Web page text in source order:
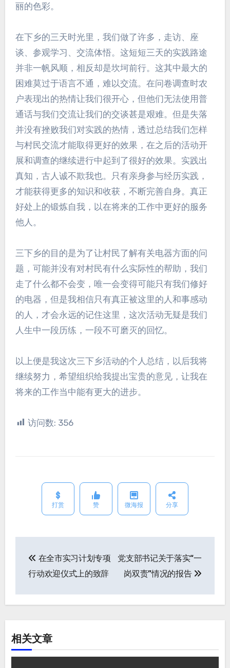
丽的色彩。
在下乡的三天时光里，我们做了许多，走访、座
谈、参观学习、交流体悟。这短短三天的实践路途
并非一帆风顺，相反却是坎坷前行。这其中最大的
困难莫过于语言不通，难以交流。在问卷调查时农
户表现出的热情让我们很开心，但他们无法使用普
通话与我们交流让我们的交谈甚是艰难。但是失落
并没有挫败我们对实践的热情，透过总结我们怎样
与村民交流才能取得更好的效果，在之后的活动开
展和调查的继续进行中起到了很好的效果。实践出
真知，古人诚不欺我也。只有亲身参与经历实践，
才能获得更多的知识和收获，不断完善自身。真正
好处上的锻炼自我，以在将来的工作中更好的服务
他人。
三下乡的目的是为了让村民了解有关电器方面的问
题，可能并没有对村民有什么实际性的帮助，我们
走了什么都不会变，唯一会变得可能只有我们修好
的电器，但是我相信只有真正被这里的人和事感动
的人，才会永远的记住这里，这次活动无疑是我们
人生中一段历练，一段不可磨灭的回忆。
以上便是我这次三下乡活动的个人总结，以后我将
继续努力，希望组织给我提出宝贵的意见，让我在
将来的工作当中能有更大的进步。
访问数: 356
打赏 赞 微海报 分享
文
章
导
航
在全市实习计划专项
行动欢迎仪式上的致辞
党支部书记关于落实“一
岗双责”情况的报告
相关文章